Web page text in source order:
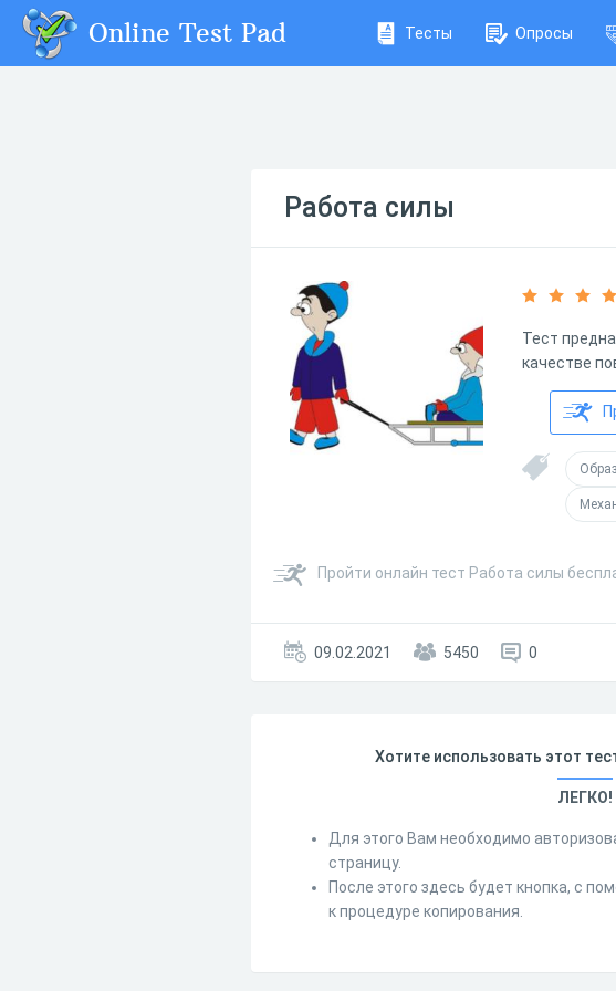
Online Test Pad Тесты Опросы
Работа силы
Тест
качестве
Пройти онлайн тест Работа силы
09.02.2021 5450 0
Хотите использовать этот
ЛЕГКО!
Для этого Вам необходимо
страницу.
После этого здесь будет кнопка, с
к процедуре копирования.